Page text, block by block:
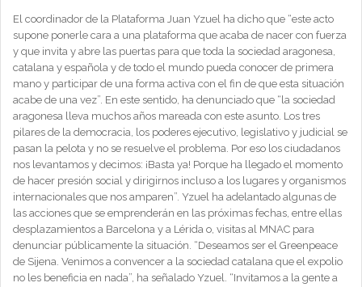
El coordinador de la Plataforma Juan Yzuel ha dicho que “este acto
supone ponerle cara a una plataforma que acaba de nacer con fuerza
y que invita y abre las puertas para que toda la sociedad aragonesa,
catalana y española y de todo el mundo pueda conocer de primera
mano y participar de una forma activa con el fin de que esta situación
acabe de una vez”. En este sentido, ha denunciado que “la sociedad
aragonesa lleva muchos años mareada con este asunto. Los tres
pilares de la democracia, los poderes ejecutivo, legislativo y judicial se
pasan la pelota y no se resuelve el problema. Por eso los ciudadanos
nos levantamos y decimos: ¡Basta ya! Porque ha llegado el momento
de hacer presión social y dirigirnos incluso a los lugares y organismos
internacionales que nos amparen”. Yzuel ha adelantado algunas de
las acciones que se emprenderán en las próximas fechas, entre ellas
desplazamientos a Barcelona y a Lérida o, visitas al MNAC para
denunciar públicamente la situación. “Deseamos ser el Greenpeace
de Sijena. Venimos a convencer a la sociedad catalana que el expolio
no les beneficia en nada”, ha señalado Yzuel. “Invitamos a la gente a